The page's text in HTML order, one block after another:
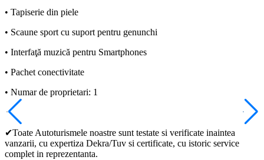
• Tapiserie din piele
• Scaune sport cu suport pentru genunchi
• Interfaţă muzică pentru Smartphones
• Pachet conectivitate
• Numar de proprietari: 1
✔Toate Autoturismele noastre sunt testate si verificate inaintea
vanzarii, cu expertiza Dekra/Tuv si certificate, cu istoric service
complet in reprezentanta.